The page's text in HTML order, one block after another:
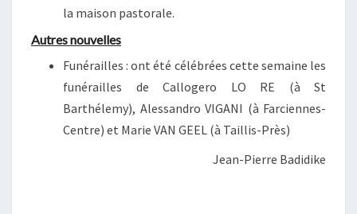
la maison pastorale.
Autres nouvelles
Funérailles : ont été célébrées cette semaine les
funérailles de Callogero LO RE (à St
Barthélemy), Alessandro VIGANI (à Farciennes-
Centre) et Marie VAN GEEL (à Taillis-Près)
Jean-Pierre Badidike